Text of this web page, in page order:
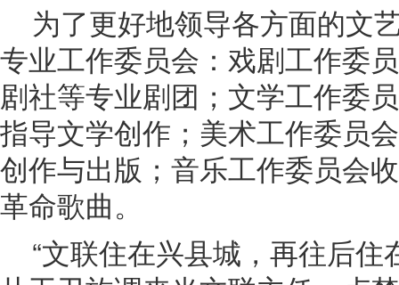
为了更好地领导各方面的文
专业工作委员会：戏剧工作委
剧社等专业剧团；文学工作委
指导文学创作；美术工作委员
创作与出版；音乐工作委员会
革命歌曲。
“文联住在兴县城，再往后